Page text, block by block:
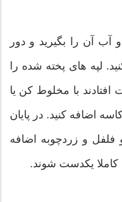
و آب آن را بگیرید و دور
لپه های پخته شده را
با مخلوط کن یا
اضافه کنید. در پایان
و زردچوبه اضافه
کاملا یکدست شوند.